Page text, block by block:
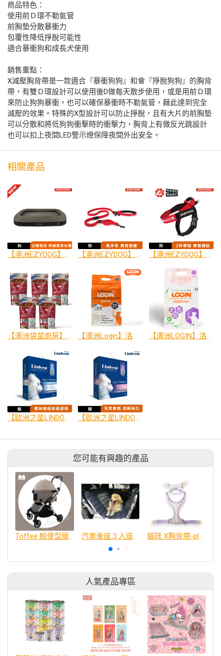
商品特色：
使用前Ｄ環不勒氣管
前胸墊分散暴衝力
包覆性降低掙脫可能性
適合暴衝狗和成長犬使用
銷售重點：
X減壓胸背帶是一款適合『暴衝狗狗』和會『掙脫狗狗』的胸背
帶，有雙Ｄ環設計可以使用後D做每天散步使用，或是用前Ｄ環
來防止狗狗暴衝，也可以確保暴衝時不勒氣管，藉此達到完全
減壓的效果。特殊的X型設計可以防止掙脫，且有大片的前胸墊
可以分散和將低狗狗衝擊時的衝擊力，胸背上有做反光跳設計
也可以扣上夜間LED警示燈保障夜間外出安全。
相關產品
【澳洲EZYDOG】二合一Calm Elite舒壓恆溫記憶寵物床(送客製化側貼1片)｜記憶散熱層｜防水層｜四邊圓角包覆 【澳洲EZYDOG】零拉力跑步牽繩210cm｜主人不費力｜狗狗不拉傷 【澳洲EZYDOG】秒穿胸背帶 (專屬側貼)
【澳洲袋鼠廚房】 野生袋鼠無添加零食 50g±5g/包 100%澳洲袋鼠肉 【澳洲Login】洛格凝結升級稻殼珍珠砂1.5mm 【澳洲LOGIN】洛格強效除臭稻殼貓砂1.5mm
您可能有興趣的產品
Toffee 輕便型寵物推車 - 琥珀棕 Amber 汽車後座３人座防髒墊 貓咪 X胸背帶-plus粉霧紫
人氣產品專區